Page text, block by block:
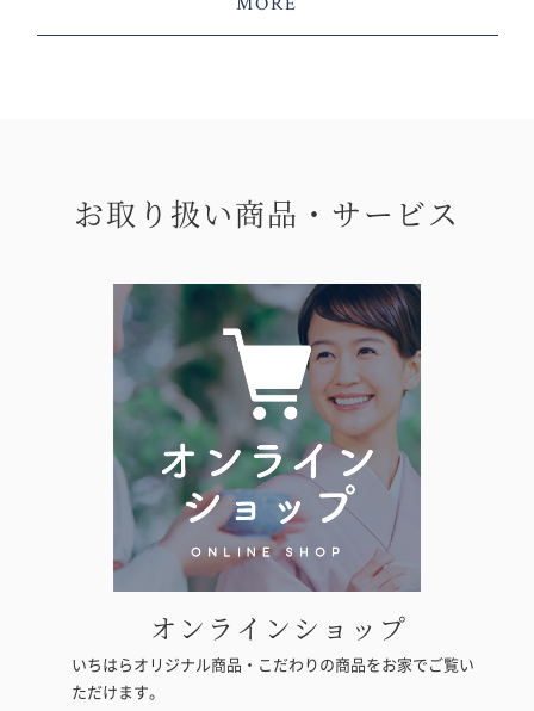
お取り扱い商品・サービス
オンラインショップ
いちはらオリジナル商品・こだわりの商品をお家でご覧い
ただけます。